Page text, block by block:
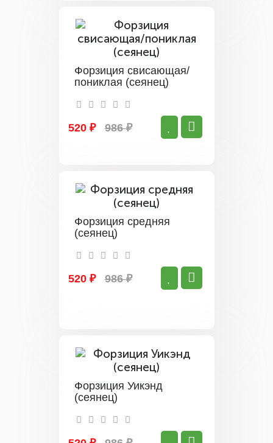
Форзиция свисающая/
пониклая (сеянец)
520 ₽ 986 ₽
Форзиция средняя
(сеянец)
520 ₽ 986 ₽
Форзиция Уикэнд
(сеянец)